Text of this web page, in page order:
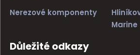
Nerezové komponenty
Marine
Důležité odkazy